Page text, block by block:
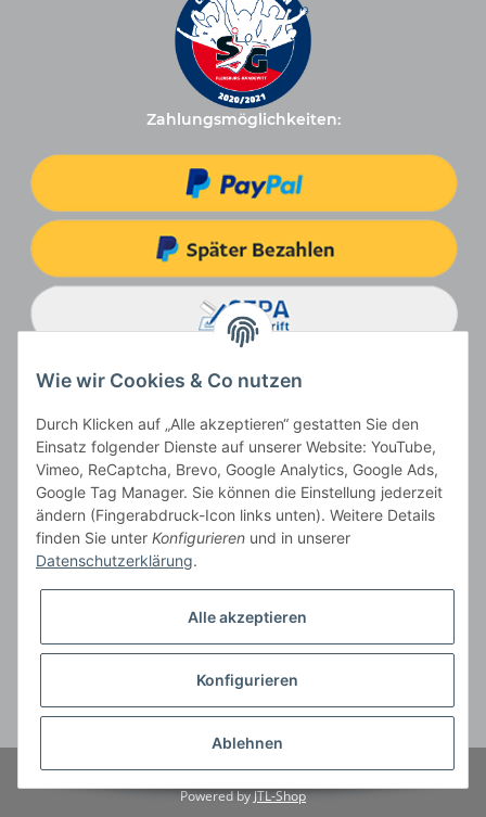
Zahlungsmöglichkeiten:
Vertrag widerrufen
Der Gesamtpreis ist abhängig vom Mehrwertsteuersatz des Lieferlandes.
** gilt für Lieferungen innerhalb Deutschlands, Lieferbedingungen für andere
Länder entnehmen Sie bitte der SchaltflächeVersandinformationen
© Cit tiernahrung
Powered byJTL-Shop
Wie wir Cookies & Co nutzen
Durch Klicken auf „Alle akzeptieren“ gestatten Sie den
Einsatz folgender Dienste auf unserer Website: YouTube,
Vimeo, ReCaptcha, Brevo, Google Analytics, Google Ads,
Google Tag Manager. Sie können die Einstellung jederzeit
ändern (Fingerabdruck-Icon links unten). Weitere Details
finden Sie unter Konfigurieren und in unserer
Datenschutzerklärung.
Alle akzeptieren
Konfigurieren
Ablehnen